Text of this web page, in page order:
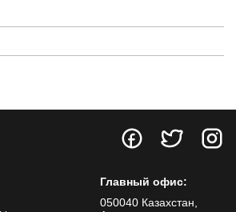
Главный офис:
050040 Казахстан,